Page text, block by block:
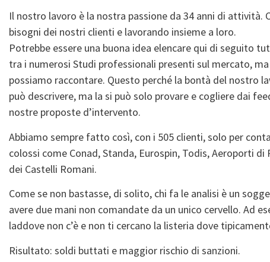
Il nostro lavoro è la nostra passione da 34 anni di attività.
bisogni dei nostri clienti e lavorando insieme a loro.
Potrebbe essere una buona idea elencare qui di seguito
tra i numerosi Studi professionali presenti sul mercato,
possiamo raccontare. Questo perché la bontà del nostro
può descrivere, ma la si può solo provare e cogliere dai
nostre proposte d’intervento.
Abbiamo sempre fatto così, con i 505 clienti, solo per
colossi come Conad, Standa, Eurospin, Todis, Aeroporti
dei Castelli Romani.
Come se non bastasse, di solito, chi fa le analisi è un
avere due mani non comandate da un unico cervello. Ad
laddove non c’è e non ti cercano la listeria dove
Risultato: soldi buttati e maggior rischio di sanzioni.